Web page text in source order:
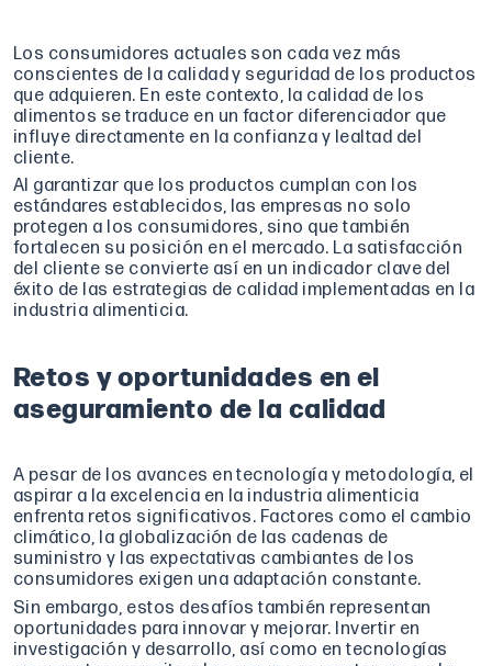
Los consumidores actuales son cada vez más
conscientes de la calidad y seguridad de los productos
que adquieren. En este contexto, la calidad de los
alimentos se traduce en un factor diferenciador que
influye directamente en la confianza y lealtad del
cliente.
Al garantizar que los productos cumplan con los
estándares establecidos, las empresas no solo
protegen a los consumidores, sino que también
fortalecen su posición en el mercado. La satisfacción
del cliente se convierte así en un indicador clave del
éxito de las estrategias de calidad implementadas en la
industria alimenticia.
Retos y oportunidades en el
aseguramiento de la calidad
A pesar de los avances en tecnología y metodología, el
aspirar a la excelencia en la industria alimenticia
enfrenta retos significativos. Factores como el cambio
climático, la globalización de las cadenas de
suministro y las expectativas cambiantes de los
consumidores exigen una adaptación constante.
Sin embargo, estos desafíos también representan
oportunidades para innovar y mejorar. Invertir en
investigación y desarrollo, así como en tecnologías